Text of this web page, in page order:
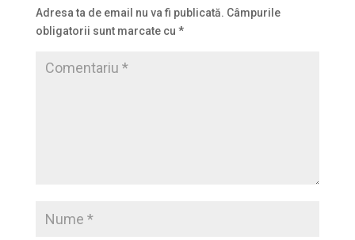
Adresa ta de email nu va fi publicată. Câmpurile
obligatorii sunt marcate cu *